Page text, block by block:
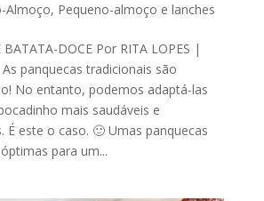
Almoço, Pequeno-almoço e lanches
BATATA-DOCE Por RITA LOPES |
panquecas tradicionais são
No entanto, podemos adaptá-las
mais saudáveis e
É este o caso. 🙂 Umas panquecas
para um...